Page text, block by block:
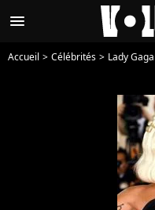
menu
Accueil Célébrités Lady Gaga